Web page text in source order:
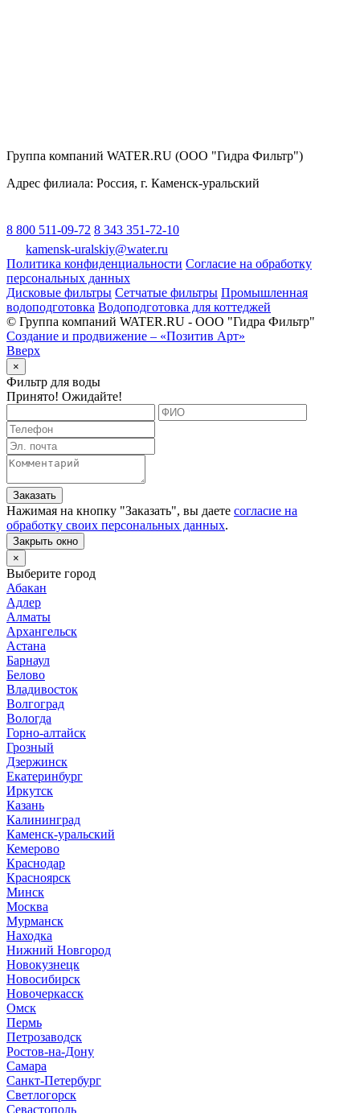
Группа компаний WATER.RU (ООО "Гидра Фильтр")
Адрес филиала: Россия, г. Каменск-уральский
8 800 511-09-72 8 343 351-72-10
kamensk-uralskiy@water.ru
Политика конфиденциальности Согласие на обработку
персональных данных
Дисковые фильтры Сетчатые фильтры Промышленная
водоподготовка Водоподготовка для коттеджей
© Группа компаний WATER.RU - ООО "Гидра Фильтр"
Создание и продвижение – «Позитив Арт»
Вверх
×
Фильтр для воды
Принято! Ожидайте!
Заказать
Нажимая на кнопку "Заказать", вы даете согласие на
обработку своих персональных данных.
Закрыть окно
×
Выберите город
Абакан
Адлер
Алматы
Архангельск
Астана
Барнаул
Белово
Владивосток
Волгоград
Вологда
Горно-алтайск
Грозный
Дзержинск
Екатеринбург
Иркутск
Казань
Калининград
Каменск-уральский
Кемерово
Краснодар
Красноярск
Минск
Москва
Мурманск
Находка
Нижний Новгород
Новокузнецк
Новосибирск
Новочеркасск
Омск
Пермь
Петрозаводск
Ростов-на-Дону
Самара
Санкт-Петербург
Светлогорск
Севастополь